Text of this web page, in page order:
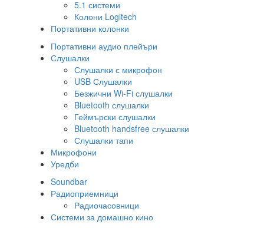
5.1 системи
Колони Logitech
Портативни колонки
Портативни аудио плейъри
Слушалки
Слушалки с микрофон
USB Слушалки
Безжични Wi-Fi слушалки
Bluetooth слушалки
Геймърски слушалки
Bluetooth handsfree слушалки
Слушалки тапи
Микрофони
Уредби
Soundbar
Радиоприемници
Радиочасовници
Системи за домашно кино